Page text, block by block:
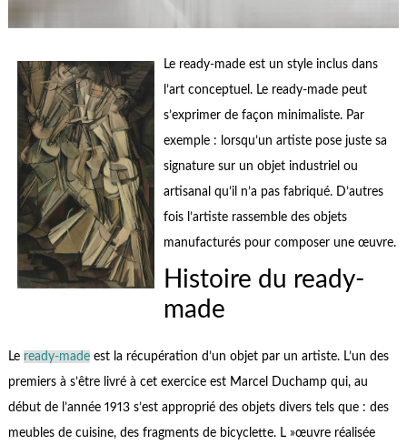
Le ready-made est un style inclus dans
l’art conceptuel. Le ready-made peut
s’exprimer de façon minimaliste. Par
exemple : lorsqu’un artiste pose juste sa
signature sur un objet industriel ou
artisanal qu’il n’a pas fabriqué. D’autres
fois l’artiste rassemble des objets
manufacturés pour composer une œuvre.
Histoire du ready-
made
Le ready-madeest la récupération d’un objet par un artiste. L’un des
premiers à s’être livré à cet exercice est Marcel Duchamp qui, au
début de l’année 1913 s’est approprié des objets divers tels que : des
meubles de cuisine, des fragments de bicyclette. L »œuvre réalisée